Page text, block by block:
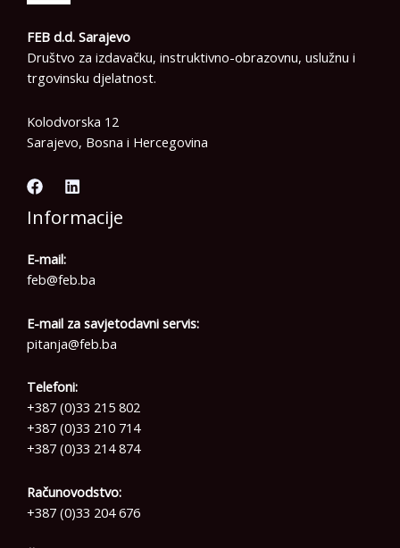
FEB d.d. Sarajevo
Društvo za izdavačku, instruktivno-obrazovnu, uslužnu i
trgovinsku djelatnost.
Kolodvorska 12
Sarajevo, Bosna i Hercegovina
Informacije
E-mail:
feb@feb.ba
E-mail za savjetodavni servis:
pitanja@feb.ba
Telefoni:
+387 (0)33 215 802
+387 (0)33 210 714
+387 (0)33 214 874
Računovodstvo:
+387 (0)33 204 676